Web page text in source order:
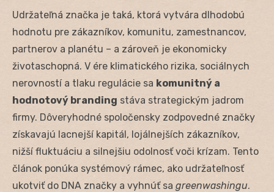
Udržateľná značka je taká, ktorá vytvára dlhodobú
hodnotu pre zákazníkov, komunitu, zamestnancov,
partnerov a planétu – a zároveň je ekonomicky
životaschopná. V ére klimatického rizika, sociálnych
nerovností a tlaku regulácie sa komunitný a
hodnotový branding stáva strategickým jadrom
firmy. Dôveryhodné spoločensky zodpovedné značky
získavajú lacnejší kapitál, lojálnejších zákazníkov,
nižší fluktuáciu a silnejšiu odolnosť voči krízam. Tento
článok ponúka systémový rámec, ako udržateľnosť
ukotviť do DNA značky a vyhnúť sa greenwashingu.